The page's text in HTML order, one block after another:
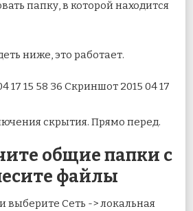
папку, в которой находится
ниже, это работает.
скрытия. Прямо перед.
общие папки с
файлы
выберите Сеть -> локальная